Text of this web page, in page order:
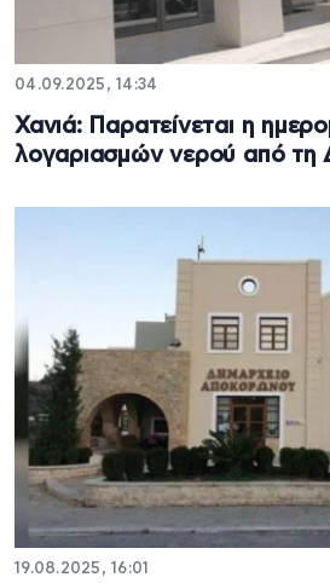
04.09.2025, 14:34
Χανιά: Παρατείνεται η
λογαριασμών νερού από
19.08.2025, 16:01